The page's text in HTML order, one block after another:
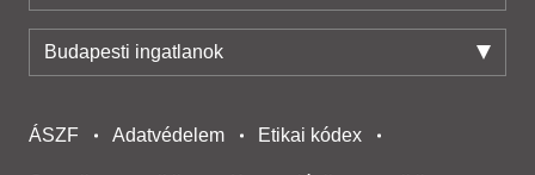
Budapesti ingatlanok
ÁSZF Adatvédelem Etikai kódex